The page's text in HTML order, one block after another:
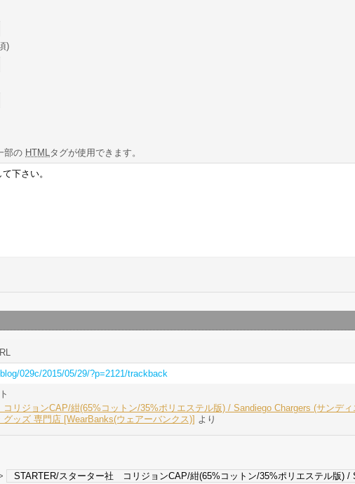
)
部の HTML タグが使用できます。
029c/2015/05/29/?p=2121/trackback
リジョンCAP/紺(65%コットン/35%ポリエステル版) / Sandiego Chargers (サンデ
ッズ 専門店 [WearBanks(ウェアーバンクス)] より
STARTER/スターター社 コリジョンCAP/紺(65%コットン/35%ポリエステル版) /